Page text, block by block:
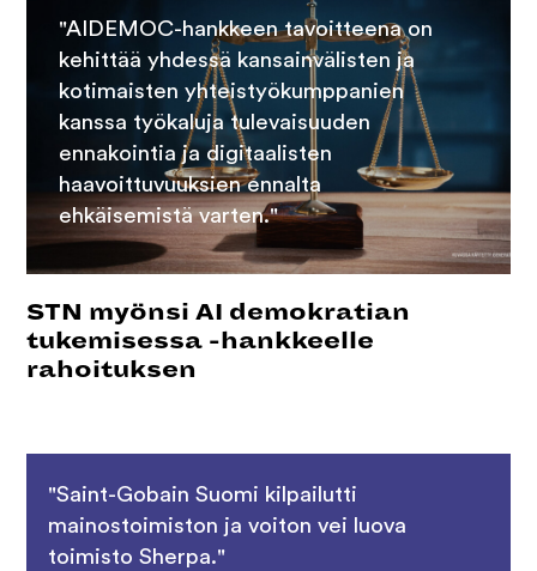
"AIDEMOC-hankkeen tavoitteena on
kehittää yhdessä kansainvälisten ja
kotimaisten yhteistyökumppanien
kanssa työkaluja tulevaisuuden
ennakointia ja digitaalisten
haavoittuvuuksien ennalta
ehkäisemistä varten."
STN myönsi AI demokratian
tukemisessa -hankkeelle
rahoituksen
"Saint-Gobain Suomi kilpailutti
mainostoimiston ja voiton vei luova
toimisto Sherpa."